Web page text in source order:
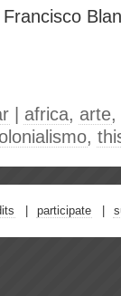
africa, arte,
,
participate